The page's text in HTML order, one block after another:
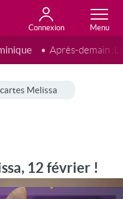
Connexion
Après-demain :
Melissa
12 février !